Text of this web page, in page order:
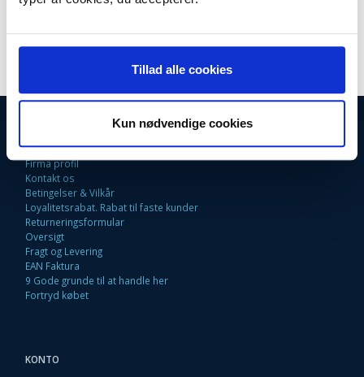
Tillad alle cookies
Kun nødvendige cookies
Fortrydelsesret
Firma profil
Kontakt os
Betingelser & Vilkår
Loyalitetsrabat. Rabat til faste kunder
Returneringsformular
Oversigt
Fragt og Levering
EAN Faktura
9 Gode grunde til at handle her
Fortryd købet
KONTO